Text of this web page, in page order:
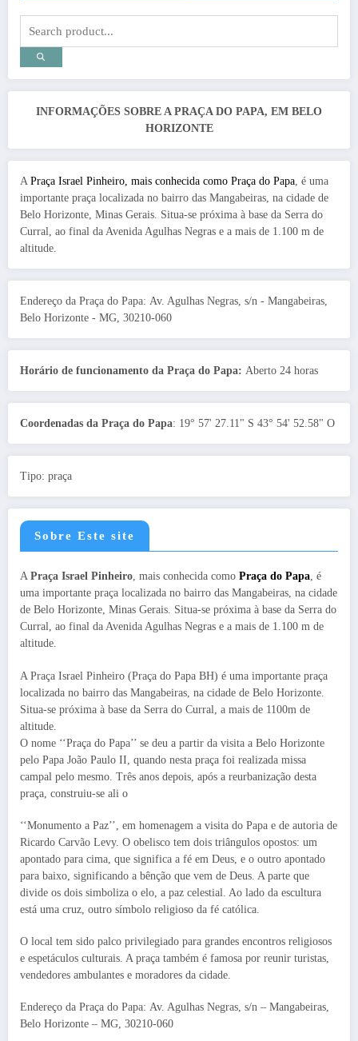
INFORMAÇÕES SOBRE A PRAÇA DO PAPA, EM BELO
HORIZONTE
A Praça Israel Pinheiro, mais conhecida como Praça do Papa, é uma
importante praça localizada no bairro das Mangabeiras, na cidade de
Belo Horizonte, Minas Gerais. Situa-se próxima à base da Serra do
Curral, ao final da Avenida Agulhas Negras e a mais de 1.100 m de
altitude.
Endereço da Praça do Papa: Av. Agulhas Negras, s/n - Mangabeiras,
Belo Horizonte - MG, 30210-060
Horário de funcionamento da Praça do Papa: Aberto 24 horas
Coordenadas da Praça do Papa: 19° 57' 27.11" S 43° 54' 52.58" O
Tipo: praça
Sobre Este site
A Praça Israel Pinheiro, mais conhecida como Praça do Papa, é
uma importante praça localizada no bairro das Mangabeiras, na cidade
de Belo Horizonte, Minas Gerais. Situa-se próxima à base da Serra do
Curral, ao final da Avenida Agulhas Negras e a mais de 1.100 m de
altitude.
A Praça Israel Pinheiro (Praça do Papa BH) é uma importante praça
localizada no bairro das Mangabeiras, na cidade de Belo Horizonte.
Situa-se próxima à base da Serra do Curral, a mais de 1100m de
altitude.
O nome ‘‘Praça do Papa’’ se deu a partir da visita a Belo Horizonte
pelo Papa João Paulo II, quando nesta praça foi realizada missa
campal pelo mesmo. Três anos depois, após a reurbanização desta
praça, construiu-se ali o
‘‘Monumento a Paz’’, em homenagem a visita do Papa e de autoria de
Ricardo Carvão Levy. O obelisco tem dois triângulos opostos: um
apontado para cima, que significa a fé em Deus, e o outro apontado
para baixo, significando a bênção que vem de Deus. A parte que
divide os dois simboliza o elo, a paz celestial. Ao lado da escultura
está uma cruz, outro símbolo religioso da fé católica.
O local tem sido palco privilegiado para grandes encontros religiosos
e espetáculos culturais. A praça também é famosa por reunir turistas,
vendedores ambulantes e moradores da cidade.
Endereço da Praça do Papa: Av. Agulhas Negras, s/n – Mangabeiras,
Belo Horizonte – MG, 30210-060